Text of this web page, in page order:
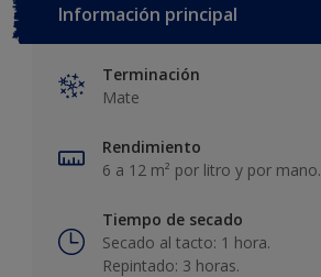
Información principal
Terminación
Mate
Rendimiento
6 a 12 m² por litro y por mano.
Tiempo de secado
Secado al tacto: 1 hora.
Repintado: 3 horas.